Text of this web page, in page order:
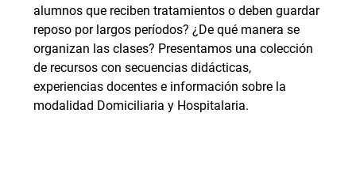
alumnos que reciben tratamientos o deben guardar
reposo por largos períodos? ¿De qué manera se
organizan las clases? Presentamos una colección
de recursos con secuencias didácticas,
experiencias docentes e información sobre la
modalidad Domiciliaria y Hospitalaria.